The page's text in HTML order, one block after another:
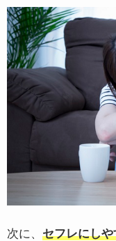
次に、 セフレにし